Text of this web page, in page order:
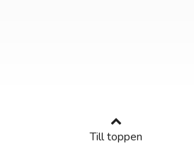
Till toppen